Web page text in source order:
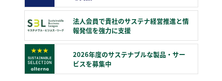
法人会員で貴社のサステナ経営推進と情
報発信を強力に支援
2026年度のサステナブルな製品・サー
ビスを募集中